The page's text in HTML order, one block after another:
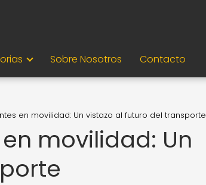
Sobre Nosotros Contacto
en movilidad: Un vistazo al futuro del transporte
movilidad: Un